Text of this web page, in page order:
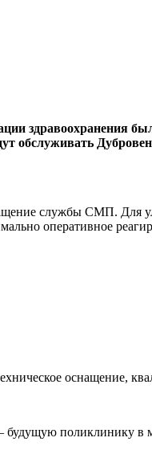
здравоохранения
обслуживать
службы СМП. Для
оперативное
оснащение,
поликлинику в